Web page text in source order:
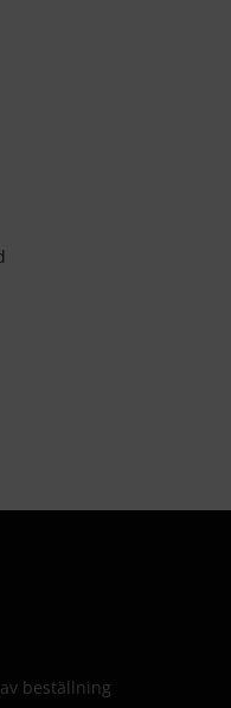
beställning